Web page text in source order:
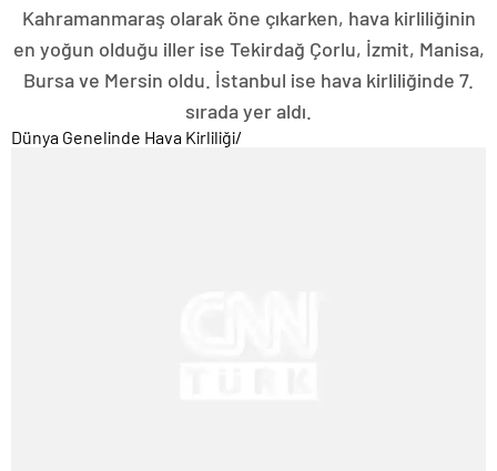
Kahramanmaraş olarak öne çıkarken, hava kirliliğinin
en yoğun olduğu iller ise Tekirdağ Çorlu, İzmit, Manisa,
Bursa ve Mersin oldu. İstanbul ise hava kirliliğinde 7.
sırada yer aldı.
Dünya Genelinde Hava Kirliliği/